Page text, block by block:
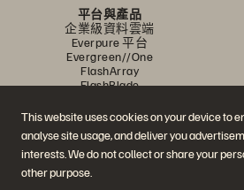
This website uses cookies on your device to
analyse site usage, and deliver you
interests. We do not collect or share your
other purpose.
平台與產品
企業級資料雲端
Everpure 平台
Evergreen//One
FlashArray
FlashBlade
即時企業級檔案
資源
示範
活動和線上研討會